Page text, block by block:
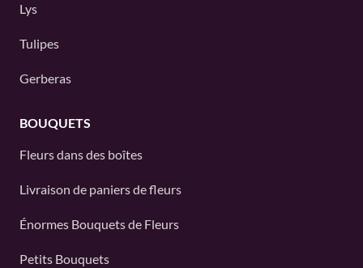
Lys
Tulipes
Gerberas
BOUQUETS
Fleurs dans des boîtes
Livraison de paniers de fleurs
Énormes Bouquets de Fleurs
Petits Bouquets